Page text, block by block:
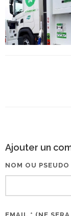
Ajouter un
NOM OU PSEUDO